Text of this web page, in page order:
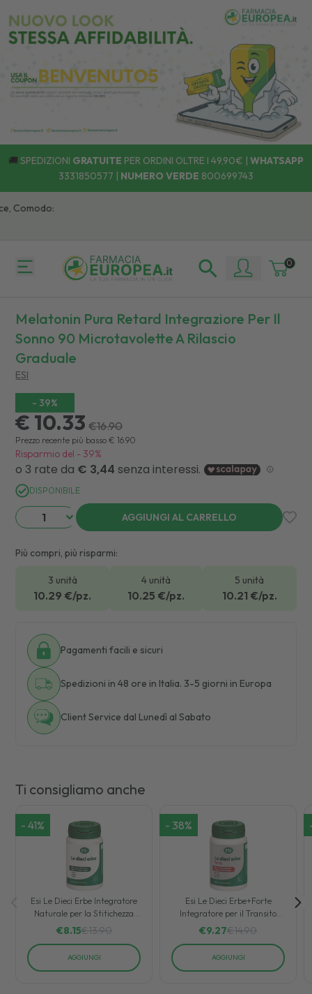
🚚 SPEDIZIONI GRATUITE PER ORDINI OLTRE I 49,90€ | WHATSAPP
3331850577 | NUMERO VERDE 800699743
0
Melatonin Pura Retard Integraziore Per Il
Sonno 90 Microtavolette A Rilascio
Graduale
ESI
- 39%
€ 10.33 €16.90
Prezzo recente più basso € 16.90
Risparmio del - 39%
DISPONIBILE
AGGIUNGI AL CARRELLO
Più compri, più risparmi:
3 unità
10.29 €/pz.
4 unità
10.25 €/pz.
5 unità
10.21 €/pz.
Pagamenti facili e sicuri
Spedizioni in 48 ore in Italia. 3-5 giorni in Europa
Client Service dal Lunedì al Sabato
Ti consigliamo anche
- 41%
Esi Le Dieci Erbe Integratore
Naturale per la Stitichezza
100 Tavolette
€8.15€13.90
AGGIUNGI
- 38%
Esi Le Dieci Erbe+Forte
Integratore per il Transito
Intestinale 100 Ovalette
€9.27€14.90
AGGIUNGI